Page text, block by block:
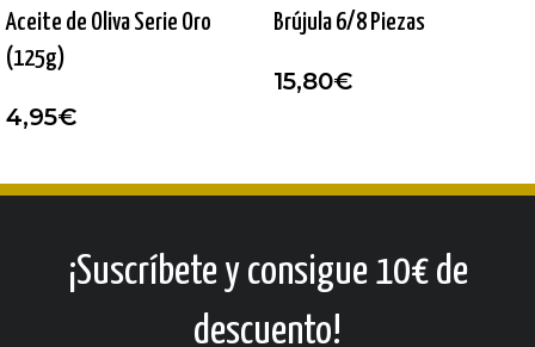
Aceite de Oliva Serie Oro
(125g)
4,95€
Brújula 6/8 Piezas
15,80€
¡Suscríbete y consigue 10€ de
descuento!